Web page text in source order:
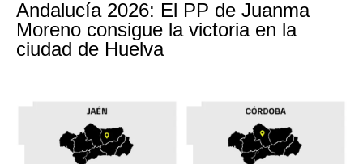
Andalucía 2026: El PP de Juanma
Moreno consigue la victoria en la
ciudad de Huelva